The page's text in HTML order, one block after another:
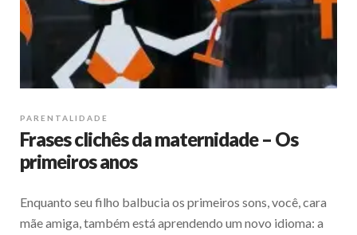
PARENTALIDADE
Frases clichês da maternidade – Os
primeiros anos
Enquanto seu filho balbucia os primeiros sons, você, cara
mãe amiga, também está aprendendo um novo idioma: a